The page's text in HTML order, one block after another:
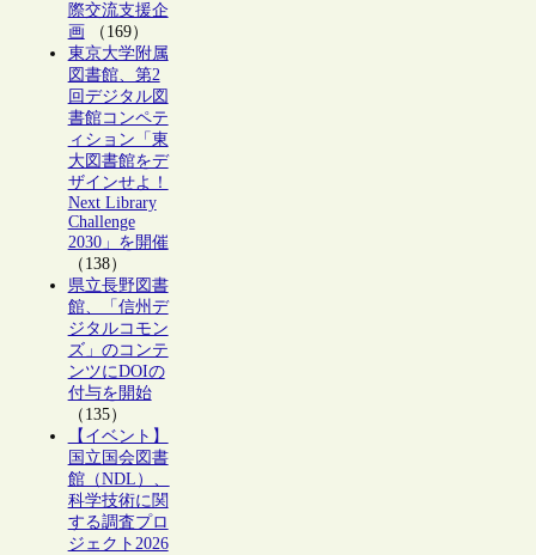
際交流支援企
画 （169）
東京大学附属
図書館、第2
回デジタル図
書館コンペテ
ィション「東
大図書館をデ
ザインせよ！
Next Library
Challenge
2030」を開催
（138）
県立長野図書
館、「信州デ
ジタルコモン
ズ」のコンテ
ンツにDOIの
付与を開始
（135）
【イベント】
国立国会図書
館（NDL）、
科学技術に関
する調査プロ
ジェクト2026